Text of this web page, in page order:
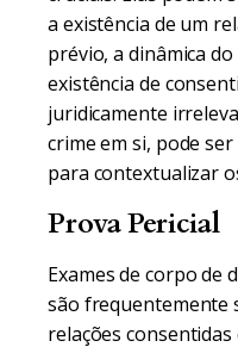
a existência de um
prévio, a dinâmica
existência de
juridicamente
crime em si, pode
para contextualizar
Prova Pericial
Exames de corpo de
são frequentemente
relações